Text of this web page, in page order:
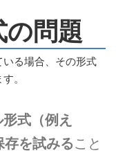
の問題
る場合、その形式
。
式（例え
を試みること